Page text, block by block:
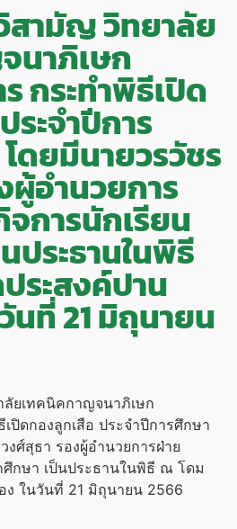
สามัญ วิทยาลัย
นาภิเษก
กระทำพิธีเปิด
ะจำปีการ
ดยมีนายวรวัชร
ผู้อำนวยการ
การนักเรียน
ประธานในพิธี
ระสงค์ปาน
นที่ 21 มิถุนายน
ยเทคนิคกาญจนาภิเษก
ปิดกองลูกเสือ ประจำปีการศึกษา
ศ์สุธา รองผู้อำนวยการฝ่าย
กษา เป็นประธานในพิธี ณ โดม
ง ในวันที่ 21 มิถุนายน 2566